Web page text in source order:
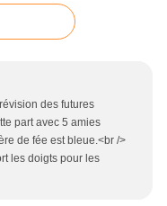
des futures
part avec 5 amies
de fée est bleue.<br />
les doigts pour les